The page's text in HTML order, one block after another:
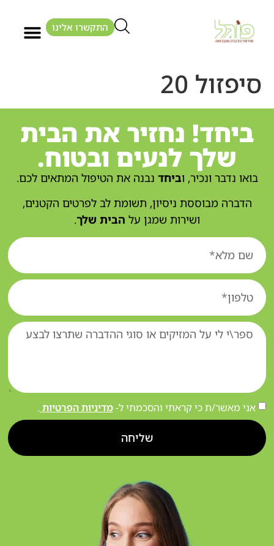
התקשרו אלינו
סיפזול 20
ביחד! נחזיר את הבית
שלך לנעים ובטוח.
בואו נדבר ונכיר, וביחד נבנה את הטיפול המתאים לכם.
הדברה מבוססת ניסיון, תשומת לב לפרטים הקטנים,
ושירות שמגן על הבית שלך.
אני מאשר/ת כי קראתי והסכמתי ל-מדיניות הפרטיות .
שליחה